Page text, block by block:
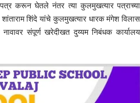
करून घेतले नंतर त्या कुलमुखत्यार पत्राच्या
शांताराम शिंदे यांचे कुलमुखत्यार धारक मंगेश विलास
नावावर संपूर्ण खरेदीखत दुय्यम निबंधक कार्यालय